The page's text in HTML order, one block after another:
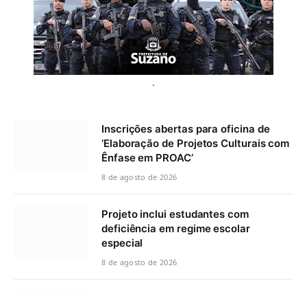
.
Inscrições abertas para oficina de
‘Elaboração de Projetos Culturais com
Ênfase em PROAC’
8 de agosto de 2026
Projeto inclui estudantes com
deficiência em regime escolar
especial
8 de agosto de 2026